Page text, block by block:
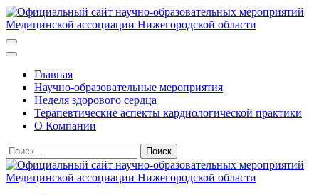
Перейти
к
содержимому
(нажмите
Главная
Научно-образовательные мероприятия
Неделя здорового сердца
Терапевтические аспекты кардиологической практики
О Компании
Найти: